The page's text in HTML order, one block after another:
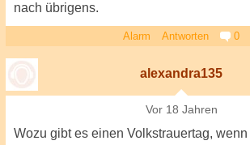
nach übrigens.
Alarm Antworten 0
alexandra135
Vor 18 Jahren
Wozu gibt es einen Volkstrauertag,